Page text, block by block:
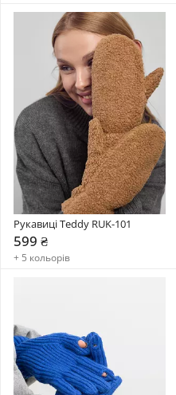
Рукавиці Teddy RUK-101
599 ₴
+ 5 кольорів